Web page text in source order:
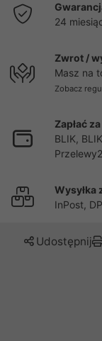
24
Zwrot /
Masz na
Zobacz
Zapłać
BLIK,
Wysyłka
InPost,
Udostępnij